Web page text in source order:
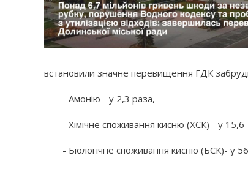
встановили значне перевищення ГДК
- Амонію - у 2,3 раза,
- Хімічне споживання кисню (ХСК) - у 15,6
- Біологічне споживання кисню (БСК)- у